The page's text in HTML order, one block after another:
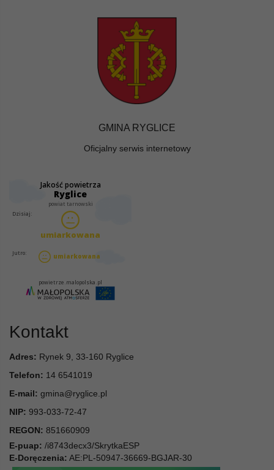
GMINA RYGLICE
Oficjalny serwis internetowy
Kontakt
Adres: Rynek 9, 33-160 Ryglice
Telefon: 14 6541019
E-mail: gmina@ryglice.pl
NIP: 993-033-72-47
REGON: 851660909
E-puap: /i8743decx3/SkrytkaESP
E-Doręczenia: AE:PL-50947-36669-BGJAR-30